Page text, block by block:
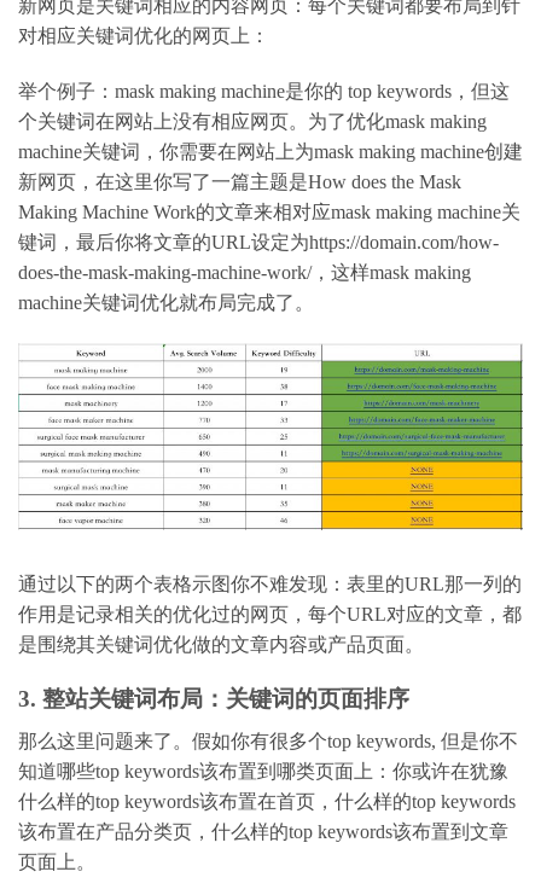
新网页是关键词相应的内容网页：每个关键词都要布局到针
对相应关键词优化的网页上：
举个例子：mask making machine是你的 top keywords，但这
个关键词在网站上没有相应网页。为了优化mask making
machine关键词，你需要在网站上为mask making machine创建
新网页，在这里你写了一篇主题是How does the Mask
Making Machine Work的文章来相对应mask making machine关
键词，最后你将文章的URL设定为https://domain.com/how-
does-the-mask-making-machine-work/，这样mask making
machine关键词优化就布局完成了。
通过以下的两个表格示图你不难发现：表里的URL那一列的
作用是记录相关的优化过的网页，每个URL对应的文章，都
是围绕其关键词优化做的文章内容或产品页面。
3. 整站关键词布局：关键词的页面排序
那么这里问题来了。假如你有很多个top keywords, 但是你不
知道哪些top keywords该布置到哪类页面上：你或许在犹豫
什么样的top keywords该布置在首页，什么样的top keywords
该布置在产品分类页，什么样的top keywords该布置到文章
页面上。